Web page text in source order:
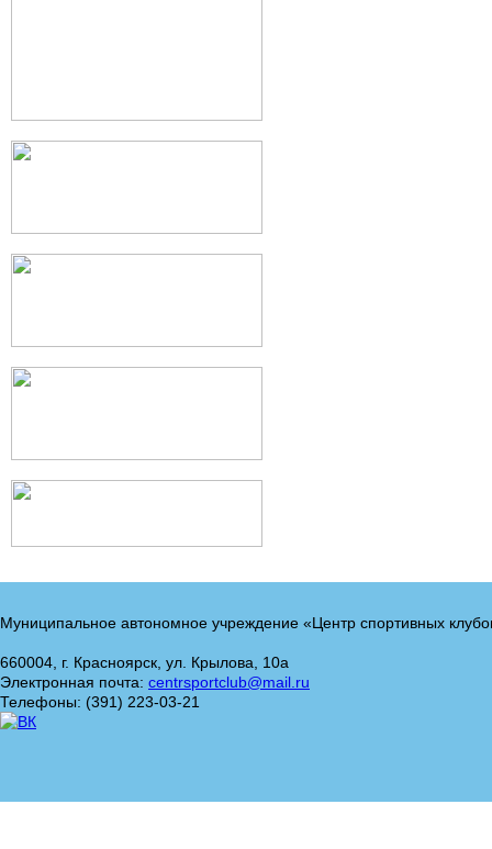
Муниципальное автономное учреждение «Центр спортивных
660004, г. Красноярск, ул. Крылова, 10а
Электронная почта: centrsportclub@mail.ru
Телефоны: (391) 223-03-21